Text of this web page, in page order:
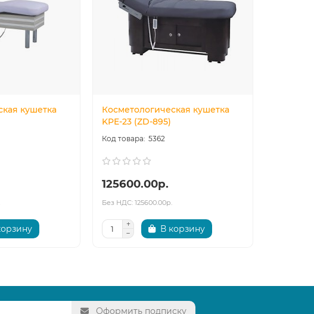
кушетка
Косметологическая кушетка
KPE-23 (ZD-895)
5362
125600.00р.
Без НДС: 125600.00р.
В корзину
Оформить подписку